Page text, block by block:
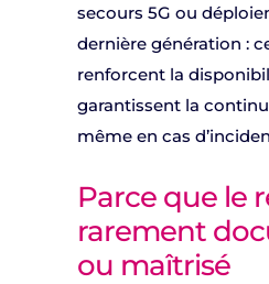
secours 5G ou
dernière génération :
renforcent la
garantissent la
même en cas
Parce que le
rarement
ou maîtrisé